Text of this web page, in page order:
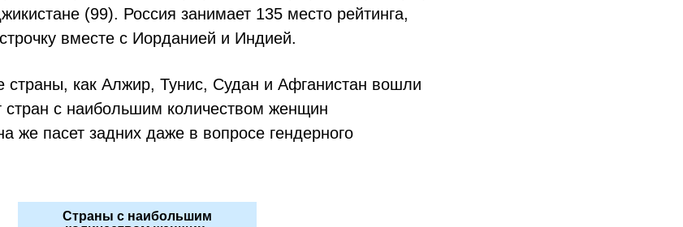
(99). Россия занимает 135 место рейтинга,
вместе с Иорданией и Индией.
страны, как Алжир, Тунис, Судан и Афганистан вошли
стран с наибольшим количеством женщин
же пасет задних даже в вопросе гендерного
Страны с наибольшим